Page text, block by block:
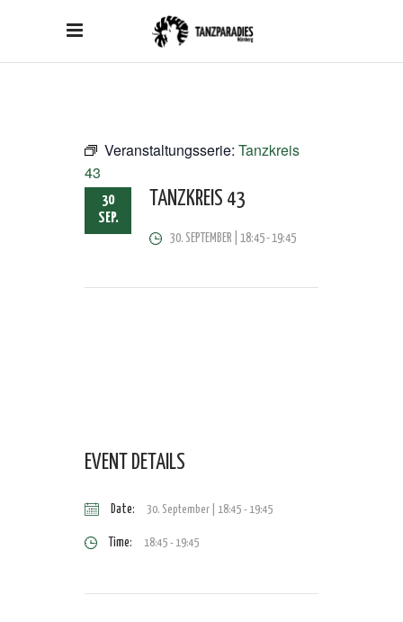
Veranstaltungsserie: Tanzkreis
43
30
SEP.
TANZKREIS 43
30. SEPTEMBER | 18:45-19:45
EVENT DETAILS
Date: 30. September | 18:45 -19:45
Time: 18:45 - 19:45